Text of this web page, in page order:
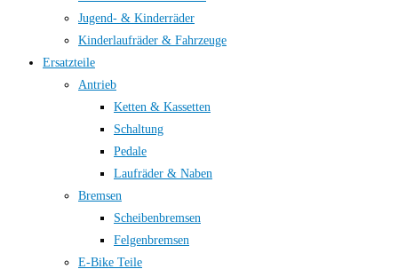
Jugend- & Kinderräder
Kinderlaufräder & Fahrzeuge
Ersatzteile
Antrieb
Ketten & Kassetten
Schaltung
Pedale
Laufräder & Naben
Bremsen
Scheibenbremsen
Felgenbremsen
E-Bike Teile